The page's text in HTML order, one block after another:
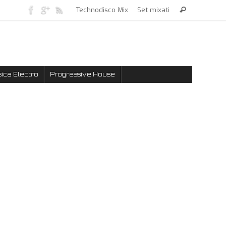
Technodisco Mix Set mixati
Electro Progressive House